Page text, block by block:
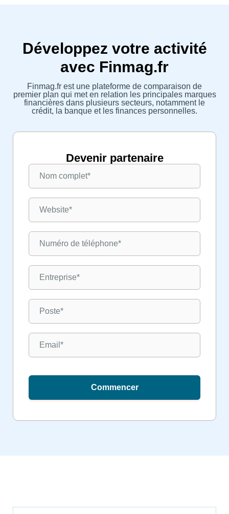
Développez votre activité
avec Finmag.fr
Finmag.fr est une plateforme de comparaison de
premier plan qui met en relation les principales marques
financières dans plusieurs secteurs, notamment le
crédit, la banque et les finances personnelles.
Devenir partenaire
Commencer